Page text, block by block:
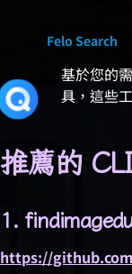
Felo Search
基於您的
具，這些
推薦的
1.
https://